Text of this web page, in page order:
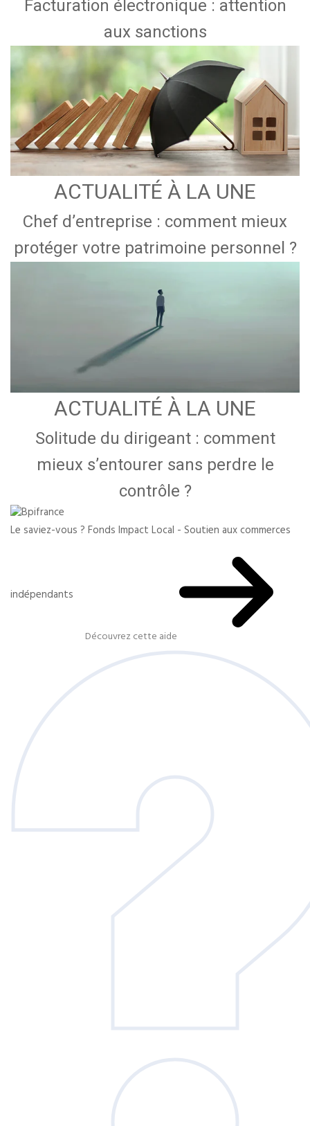
Facturation électronique : attention
aux sanctions
ACTUALITÉ À LA UNE
Chef d’entreprise : comment mieux
protéger votre patrimoine personnel ?
ACTUALITÉ À LA UNE
Solitude du dirigeant : comment
mieux s’entourer sans perdre le
contrôle ?
Le saviez-vous ?Fonds Impact Local - Soutien aux commerces
indépendants
Découvrez cette aide